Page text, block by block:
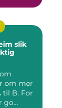
slik
om mer
til B. For
go...